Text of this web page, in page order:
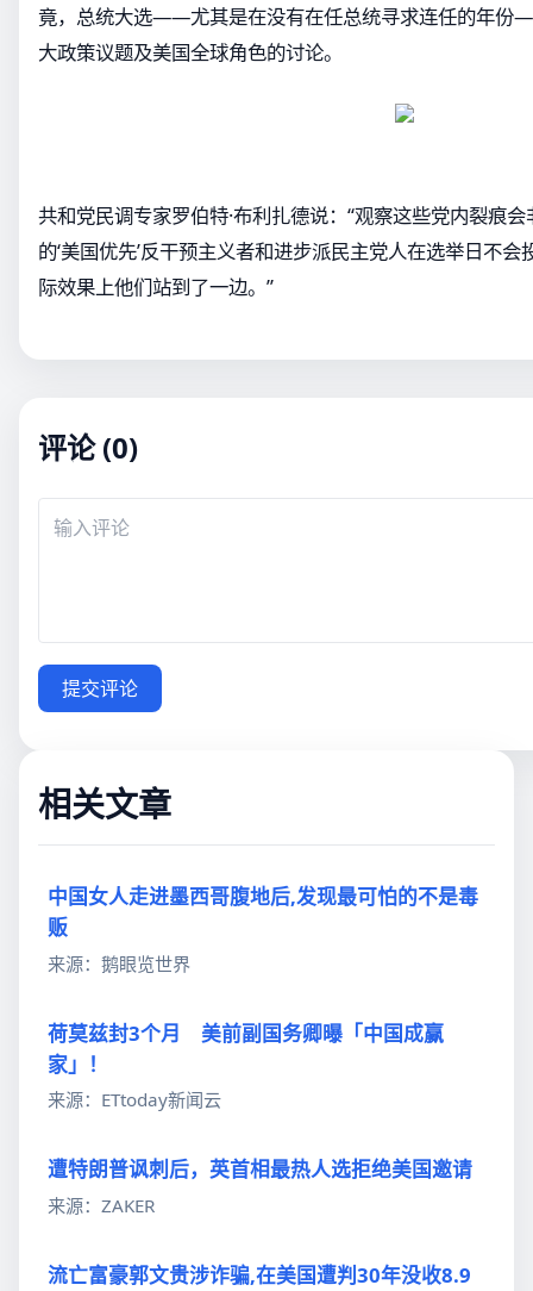
竟，总统大选——尤其是在没有在任总统寻求连任的年份
大政策议题及美国全球角色的讨论。
共和党民调专家罗伯特·布利扎德说：“观察这些党内裂痕
的‘美国优先’反干预主义者和进步派民主党人在选举日不
际效果上他们站到了一边。”
评论 (0)
提交评论
相关文章
中国女人走进墨西哥腹地后,发现最可怕的不是毒
贩
来源：鹅眼览世界
荷莫兹封3个月 美前副国务卿曝「中国成赢
家」！
来源：ETtoday新闻云
遭特朗普讽刺后，英首相最热人选拒绝美国邀请
来源：ZAKER
流亡富豪郭文贵涉诈骗,在美国遭判30年没收8.9